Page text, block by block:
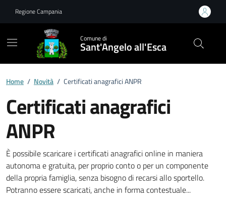
Regione Campania
Comune di
Sant'Angelo all'Esca
Home / Novità / Certificati anagrafici ANPR
Certificati anagrafici
ANPR
Dettagli della notizia
È possibile scaricare i certificati anagrafici online in maniera
autonoma e gratuita, per proprio conto o per un componente
della propria famiglia, senza bisogno di recarsi allo sportello.
Potranno essere scaricati, anche in forma contestuale...